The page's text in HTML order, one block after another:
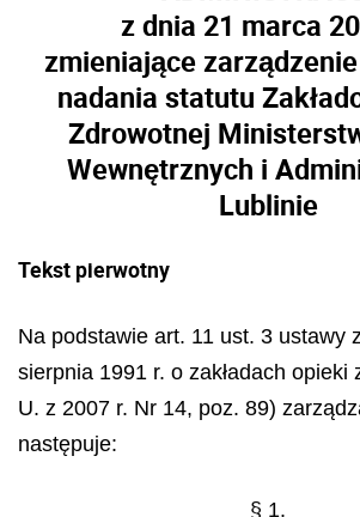
z dnia 21 marca
zmieniające
nadania statutu
Zdrowotnej
Wewnętrznych i
Lublinie
Tekst pierwotny
Na podstawie art. 11 ust. 3 ustawy
sierpnia 1991 r. o zakładach opieki
U. z 2007 r. Nr 14, poz. 89)
następuje:
§ 1.